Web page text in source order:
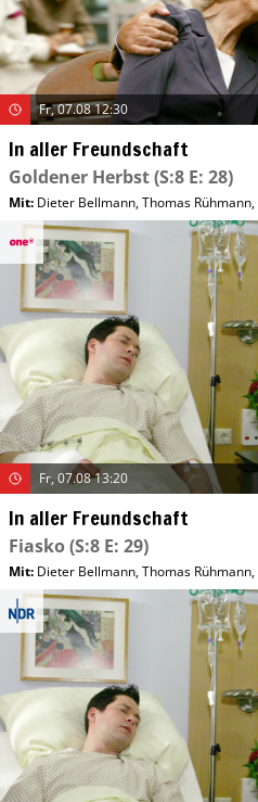
Fr, 07.08 12:30
In aller Freundschaft
Goldener Herbst(S:8 E: 28)
Mit: Dieter Bellmann,Thomas Rühmann,
Fr, 07.08 13:20
In aller Freundschaft
Fiasko(S:8 E: 29)
Mit: Dieter Bellmann,Thomas Rühmann,